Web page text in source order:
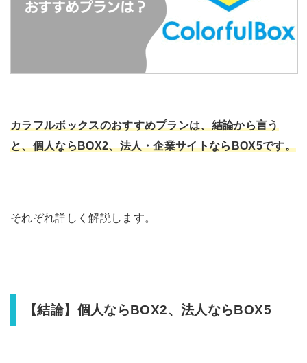
カラフルボックスのおすすめプランは、結論から言う
と、個人ならBOX2、法人・企業サイトならBOX5です。
それぞれ詳しく解説します。
【結論】個人ならBOX2、法人ならBOX5